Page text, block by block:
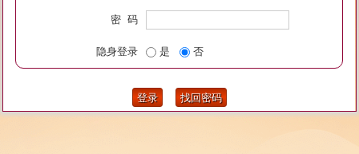
密 码
隐身登录 是 否